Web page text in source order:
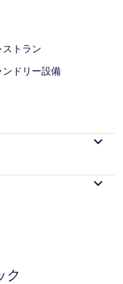
ストラン
ンドリー設備
ク